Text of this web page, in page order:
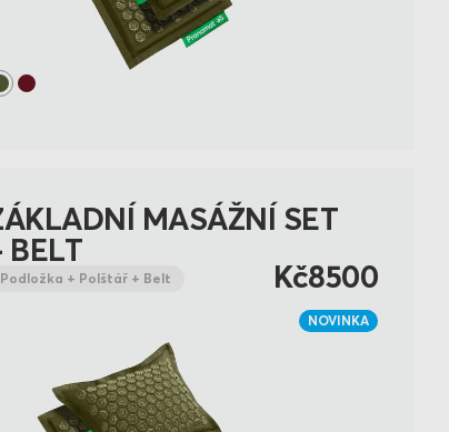
MASÁŽNÍ SET
BELT
Podložka + Polštář + Belt Kč8500
NOVINKA